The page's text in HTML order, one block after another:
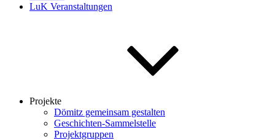
LuK Veranstaltungen
Projekte
Dömitz gemeinsam gestalten
Geschichten-Sammelstelle
Projektgruppen